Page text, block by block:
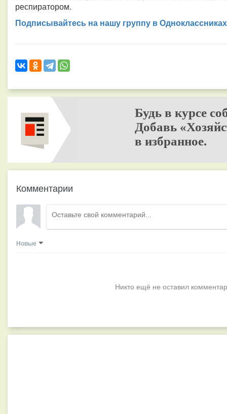
респиратором.
Подписывайтесь на нашу группу в Одноклассниках
Будь в курсе
Добавь
в избранное.
Комментарии
Новые
Никто ещё не оставил